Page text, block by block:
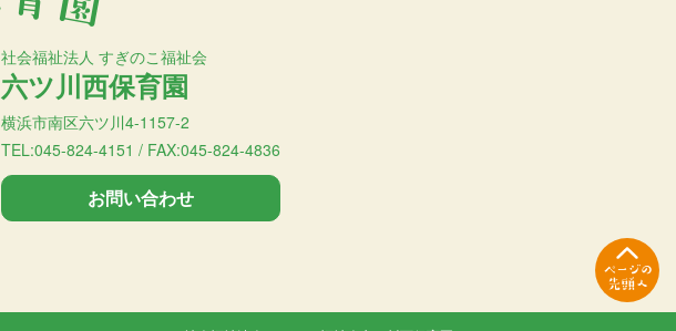
社会福祉法人 すぎのこ福祉会
六ツ川西保育園
横浜市南区六ツ川4-1157-2
TEL:045-824-4151 / FAX:045-824-4836
お問い合わせ